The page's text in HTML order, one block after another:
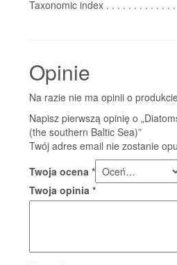
Taxonomic index . . . . . . . . . . . .
Opinie
Na razie nie ma opinii o
Napisz pierwszą opinię o
(the southern Baltic Sea)”
Twój adres email nie zostanie
Twoja ocena *
Twoja opinia *